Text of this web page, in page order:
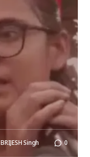
BRIJESH Singh 0